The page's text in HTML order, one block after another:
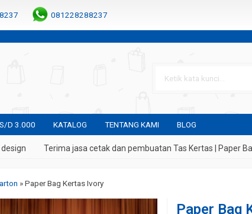
081228288237
D 3.000 KATALOG TENTANG KAMI BLOG
Terima jasa cetak dan pembuatan Tas Kertas | Paper Bag |
»Paper Bag Kertas Ivory
Paper Bag